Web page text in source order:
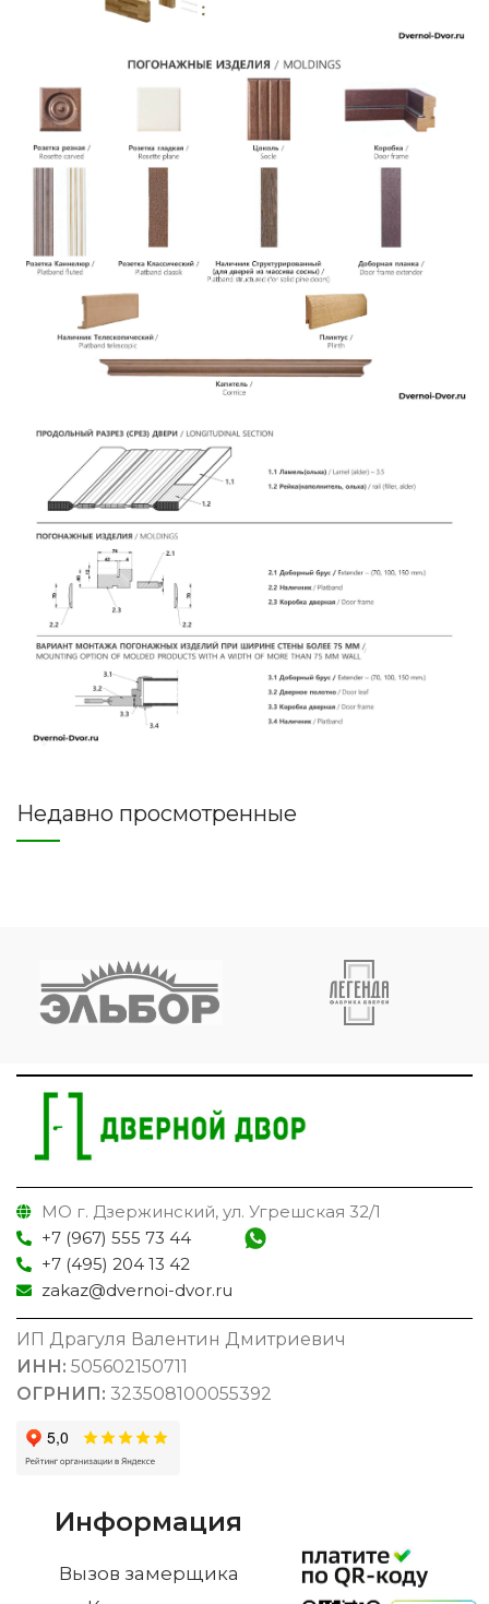
Недавно просмотренные
МО г. Дзержинский, ул. Угрешская 32/1
+7 (967) 555 73 44
+7 (495) 204 13 42
zakaz@dvernoi-dvor.ru
ИП Драгуля Валентин Дмитриевич
ИНН: 505602150711
ОГРНИП: 323508100055392
Информация
Вызов замерщика